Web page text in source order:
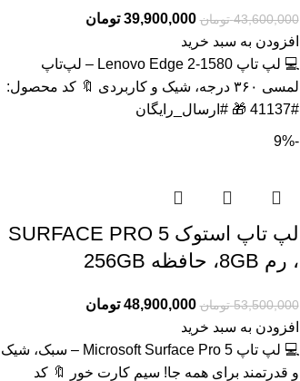
43,600,000 تومان 39,900,000 تومان
افزودن به سبد خرید
💻 لپ تاپ Lenovo Edge 2-1580 – لپ‌تاپ
لمسی ۳۶۰ درجه، شیک و کاربردی 🔖 کد محصول:
#41137 🎁 #ارسال_رایگان
-9%
لپ تاپ استوک SURFACE PRO 5
، رم 8GB، حافظه 256GB
53,500,000 تومان 48,900,000 تومان
افزودن به سبد خرید
💻 لپ تاپ Microsoft Surface Pro 5 – سبک، شیک
و قدرتمند برای همه جا! سیم کارت خور 🔖 کد